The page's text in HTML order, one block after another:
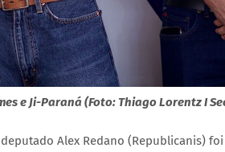
e Ji-Paraná (Foto: Thiago Lorentz I
Alex Redano (Republicanis)